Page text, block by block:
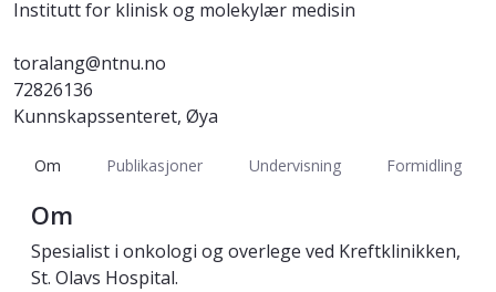
Institutt for klinisk og molekylær medisin
toralang@ntnu.no
72826136
Kunnskapssenteret, Øya
Om Publikasjoner Undervisning Formidling
Om
Spesialist i onkologi og overlege ved Kreftklinikken,
St. Olavs Hospital.